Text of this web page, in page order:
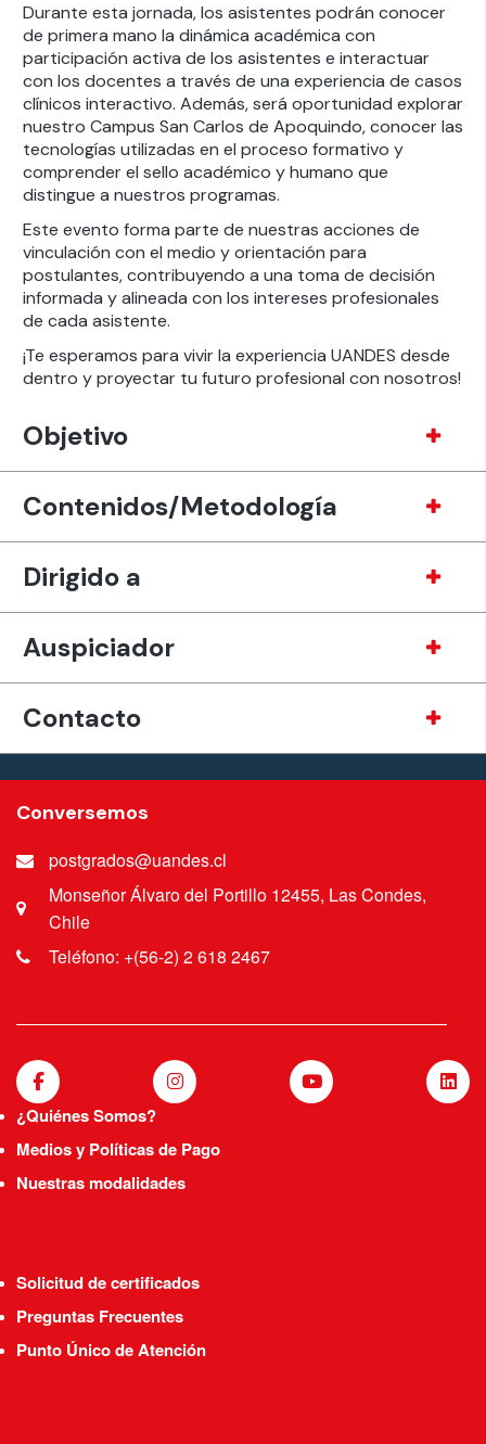
Durante esta jornada, los asistentes podrán conocer
de primera mano la dinámica académica con
participación activa de los asistentes e interactuar
con los docentes a través de una experiencia de casos
clínicos interactivo. Además, será oportunidad explorar
nuestro Campus San Carlos de Apoquindo, conocer las
tecnologías utilizadas en el proceso formativo y
comprender el sello académico y humano que
distingue a nuestros programas.
Este evento forma parte de nuestras acciones de
vinculación con el medio y orientación para
postulantes, contribuyendo a una toma de decisión
informada y alineada con los intereses profesionales
de cada asistente.
¡Te esperamos para vivir la experiencia UANDES desde
dentro y proyectar tu futuro profesional con nosotros!
Objetivo
Contenidos/Metodología
Dirigido a
Auspiciador
Contacto
Conversemos
postgrados@uandes.cl
Monseñor Álvaro del Portillo 12455, Las Condes,
Chile
Teléfono: +(56-2) 2 618 2467
¿Quiénes Somos?
Medios y Políticas de Pago
Nuestras modalidades
Solicitud de certificados
Preguntas Frecuentes
Punto Único de Atención